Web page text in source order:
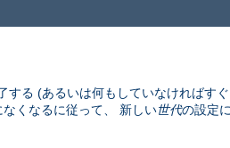
る (あるいは何もしていなければす
くなるに従って、 新しい世代の設定